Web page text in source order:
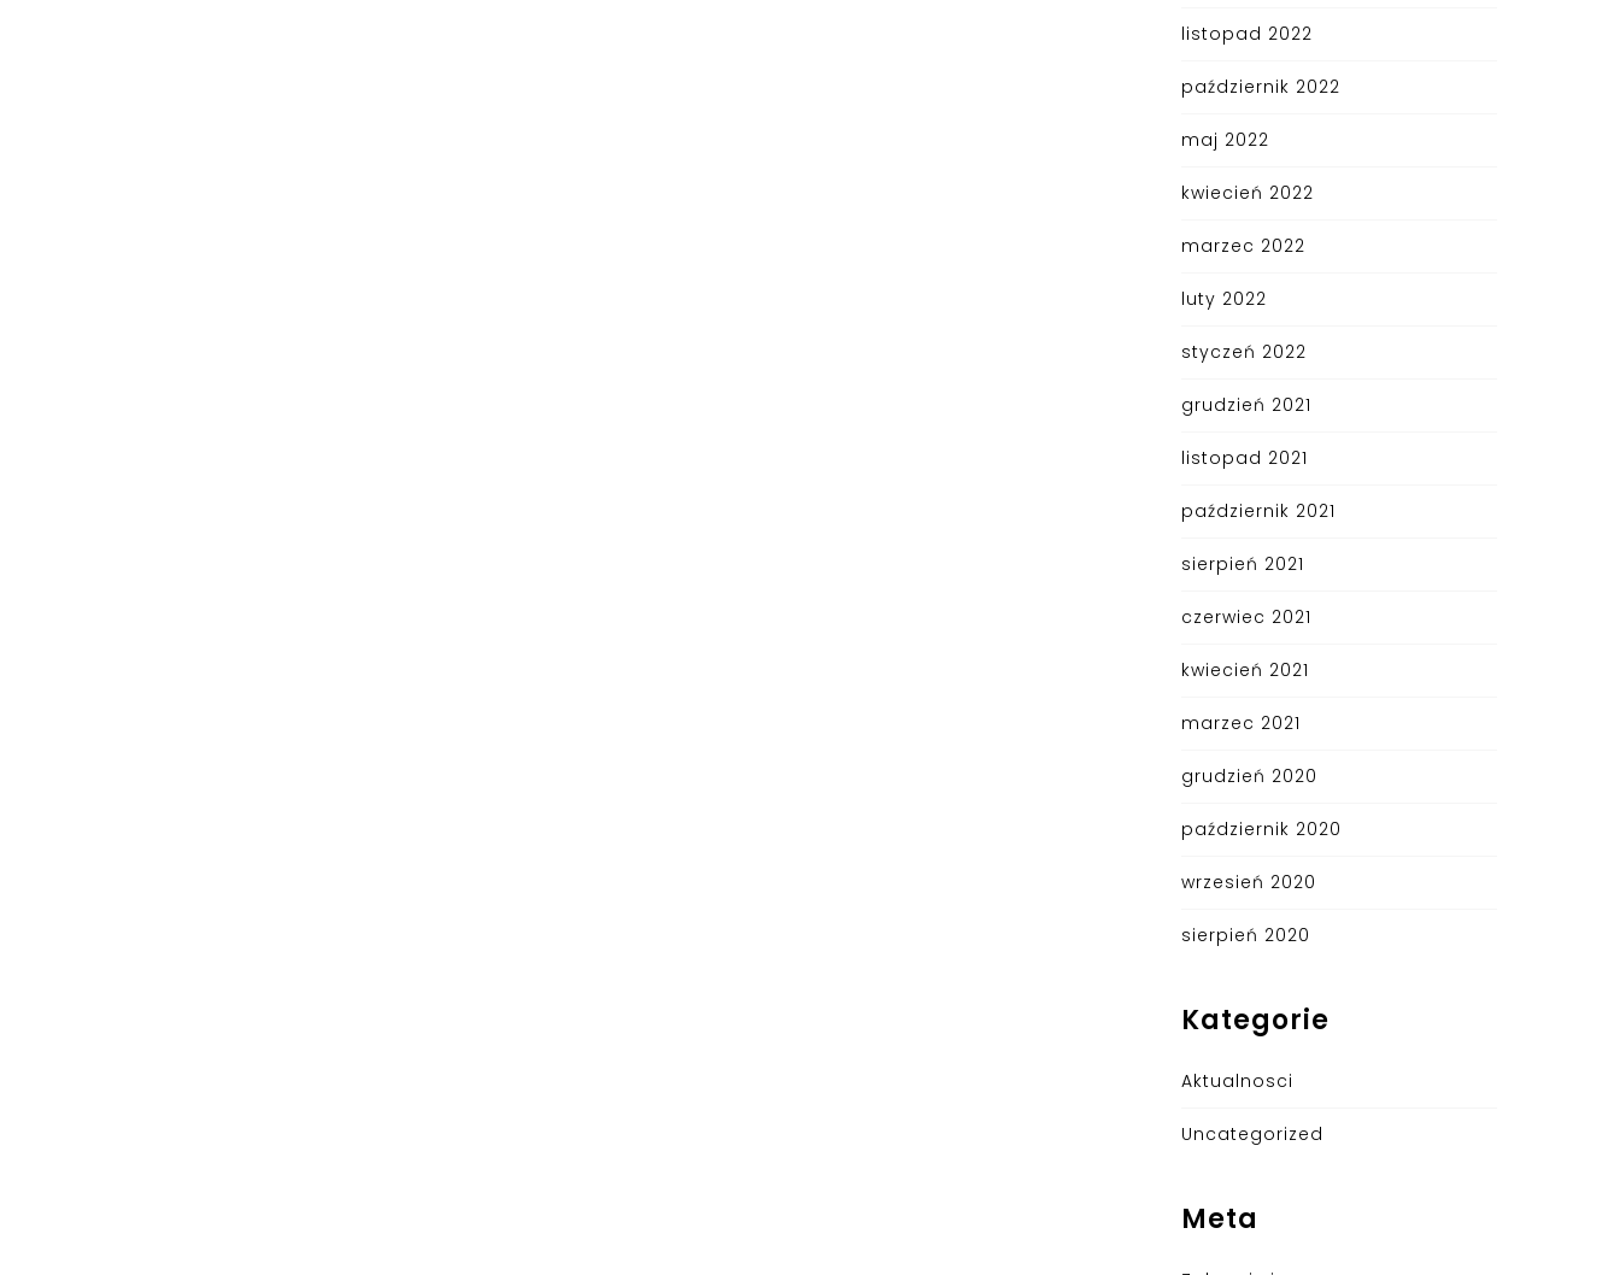
listopad 2022
październik 2022
maj 2022
kwiecień 2022
marzec 2022
luty 2022
styczeń 2022
grudzień 2021
listopad 2021
październik 2021
sierpień 2021
czerwiec 2021
kwiecień 2021
marzec 2021
grudzień 2020
październik 2020
wrzesień 2020
sierpień 2020
Kategorie
Aktualnosci
Uncategorized
Meta